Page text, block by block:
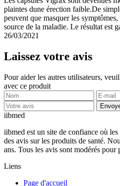
plaintes dune érection faible.De
peuvent que masquer les
source de la maladie. Le résultat est
26/03/2021
Laissez votre avis
Pour aider les autres utilisateurs,
avec ce produit
iibmed
iibmed est un site de confiance où
des avis sur les produits de santé.
ans. Tous les avis sont modérés
Liens
Page d'accueil